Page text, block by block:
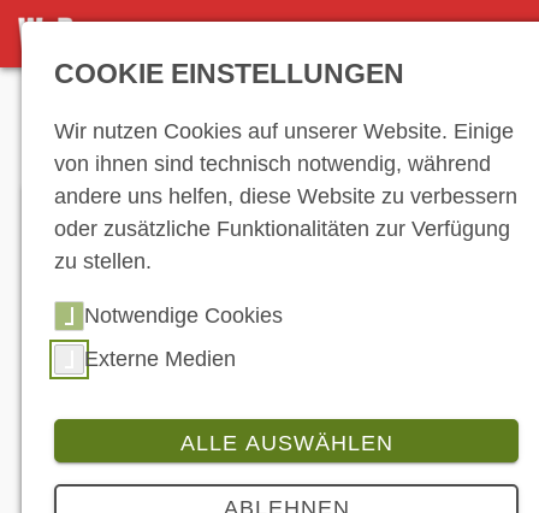
DETAILSEITE
COOKIE EINSTELLUNGEN
Wir nutzen Cookies auf unserer Website. Einige
von ihnen sind technisch notwendig, während
andere uns helfen, diese Website zu verbessern
oder zusätzliche Funktionalitäten zur Verfügung
zu stellen.
Notwendige Cookies
Externe Medien
ALLE AUSWÄHLEN
ABLEHNEN